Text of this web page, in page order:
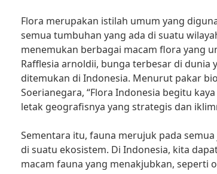
Flora merupakan istilah umum yang
semua tumbuhan yang ada di suatu
menemukan berbagai macam flora yang
Rafflesia arnoldii, bunga terbesar di dunia
ditemukan di Indonesia. Menurut pakar
Soerianegara, “Flora Indonesia begitu
letak geografisnya yang strategis dan
Sementara itu, fauna merujuk pada
di suatu ekosistem. Di Indonesia, kita
macam fauna yang menakjubkan, seperti